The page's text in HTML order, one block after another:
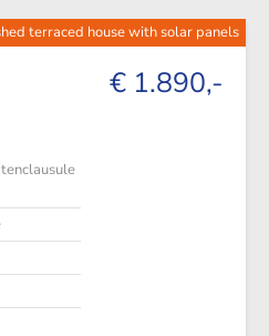
terraced house with solar panels
€ 1.890,-